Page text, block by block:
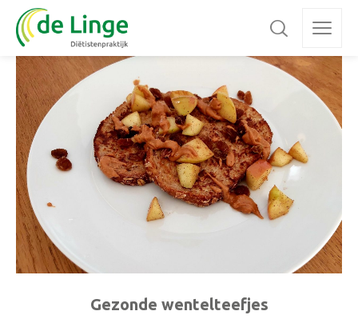
Gezonde wentelteefjes